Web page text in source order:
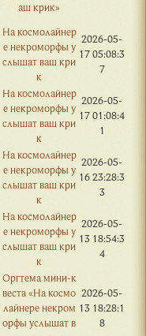
аш крик»
На космолайнер
е некроморфы у
слышат ваш кри
к
2026-05-
17 05:08:3
7
На космолайнер
е некроморфы у
слышат ваш кри
к
2026-05-
17 01:08:4
1
На космолайнер
е некроморфы у
слышат ваш кри
к
2026-05-
16 23:28:3
3
На космолайнер
е некроморфы у
слышат ваш кри
к
2026-05-
13 18:54:3
4
Оргтема мини-к
веста «На космо
лайнере некром
орфы услышат в
2026-05-
13 18:28:1
8